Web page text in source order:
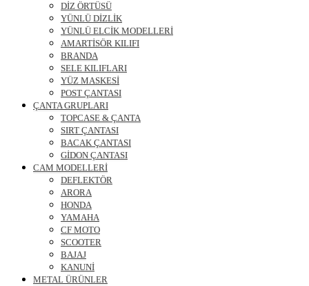
DİZ ÖRTÜSÜ
YÜNLÜ DİZLİK
YÜNLÜ ELCİK MODELLERİ
AMARTİSÖR KILIFI
BRANDA
SELE KILIFLARI
YÜZ MASKESİ
POST ÇANTASI
ÇANTA GRUPLARI
TOPCASE & ÇANTA
SIRT ÇANTASI
BACAK ÇANTASI
GİDON ÇANTASI
CAM MODELLERİ
DEFLEKTÖR
ARORA
HONDA
YAMAHA
CF MOTO
SCOOTER
BAJAJ
KANUNİ
METAL ÜRÜNLER